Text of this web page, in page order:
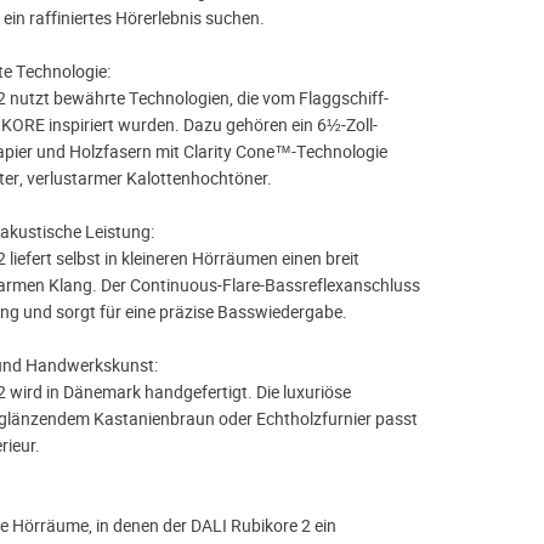
raffiniertes Hörerlebnis suchen.
Technologie:
nutzt bewährte Technologien, die vom Flaggschiff-
inspiriert wurden. Dazu gehören ein 6½-Zoll-
und Holzfasern mit Clarity Cone™-Technologie
verlustarmer Kalottenhochtöner.
Leistung:
liefert selbst in kleineren Hörräumen einen breit
Klang. Der Continuous-Flare-Bassreflexanschluss
und sorgt für eine präzise Basswiedergabe.
Handwerkskunst:
wird in Dänemark handgefertigt. Die luxuriöse
Kastanienbraun oder Echtholzfurnier passt
in denen der DALI Rubikore 2 ein